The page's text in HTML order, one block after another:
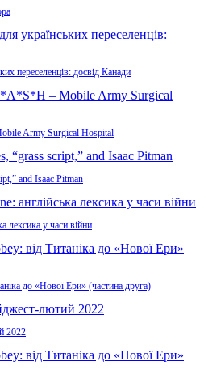
переселенців: досвід Канади
Army Surgical Hospital
and Isaac Pitman
лексика у часи війни
до «Нової Ери» (частина друга)
2022